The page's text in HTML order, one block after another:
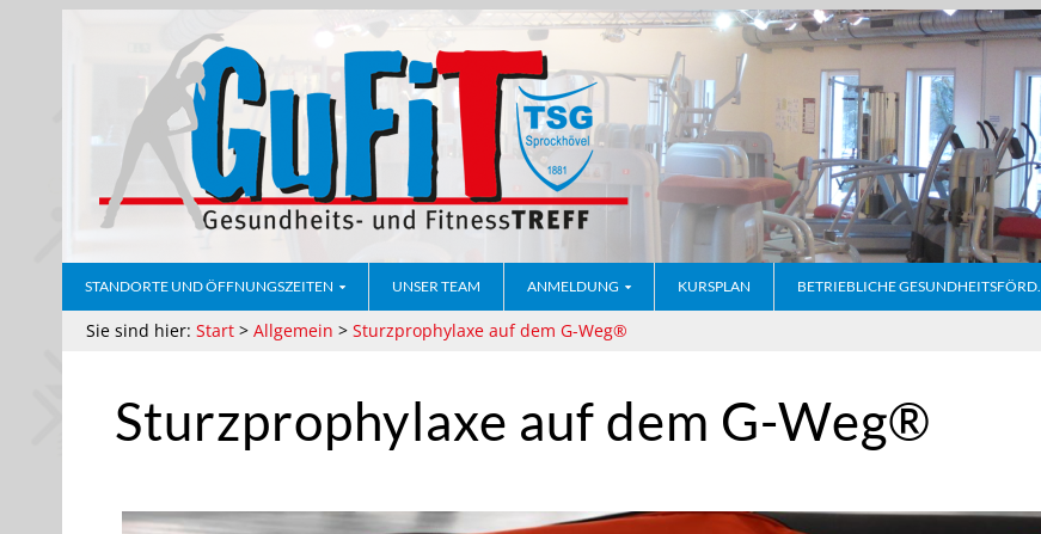
STANDORTE UND ÖFFNUNGSZEITEN UNSER TEAM ANMELDUNG KURSPLAN BETRIEBLICHE GESUNDHEITSFÖRD.
Sie sind hier: Start > Allgemein > Sturzprophylaxe auf dem G-Weg®
Sturzprophylaxe auf dem G-Weg®